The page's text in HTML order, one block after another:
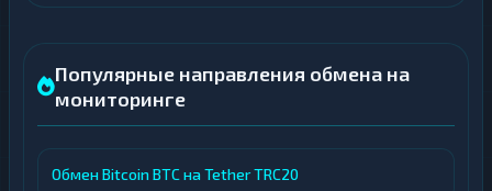
Популярные направления обмена на
мониторинге
Обмен Bitcoin BTC на Tether TRC20